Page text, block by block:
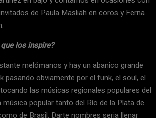
de Paula Masliah en coros y Ferna
los inspire?
melómanos y hay un abanico grande
pasando obviamente por el funk, el soul, el
las músicas regionales populares del
música popular tanto del Río de la Plata de
de Brasil. Darte nombres seria llenar